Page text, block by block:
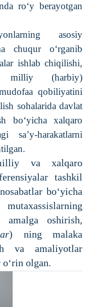
ro‘y berayotgan
asosiy
chuqur o‘rganib
ishlab chiqilishi,
milliy (harbiy)
qobiliyatini
sohalarida davlat
bo‘yicha xalqaro
sa’y-harakatlarni
va xalqaro
tashkil
bo‘yicha
amalga oshirish,
) ning malaka
va amaliyotlar
olgan.